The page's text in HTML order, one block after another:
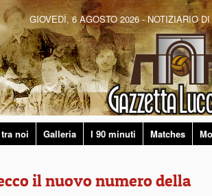
GIOVEDÌ, 6 AGOSTO 2026 - NOTIZIARIO
noi Galleria I 90 minuti Matches
il nuovo numero della